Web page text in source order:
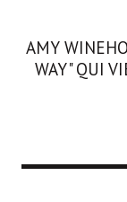
AMY
WAY" QUI